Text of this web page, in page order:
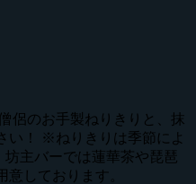
侶のお手製ねりきりと、抹
い！ ※ねりきりは季節によ
主バーでは蓮華茶や琵琶
しております。